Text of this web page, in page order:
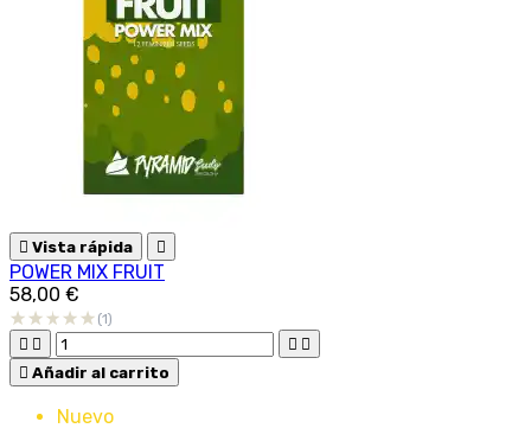
 Vista rápida 
POWER MIX FRUIT
58,00 €
(1)
   
 Añadir al carrito
Nuevo